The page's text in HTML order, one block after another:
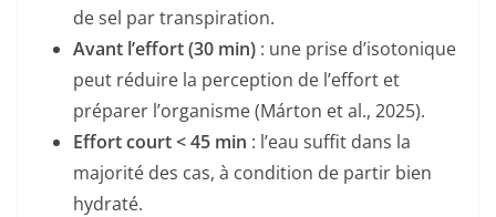
de sel par transpiration.
Avant l’effort (30 min) : une prise d’isotonique
peut réduire la perception de l’effort et
préparer l’organisme (Márton et al., 2025).
Effort court < 45 min : l’eau suffit dans la
majorité des cas, à condition de partir bien
hydraté.